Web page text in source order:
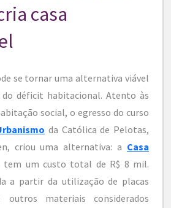
casa
se tornar uma alternativa viável
déficit habitacional. Atento às
social, o egresso do curso
da Católica de Pelotas,
criou uma alternativa: a Casa
tem um custo total de R$ 8 mil.
a partir da utilização de placas
outros materiais considerados